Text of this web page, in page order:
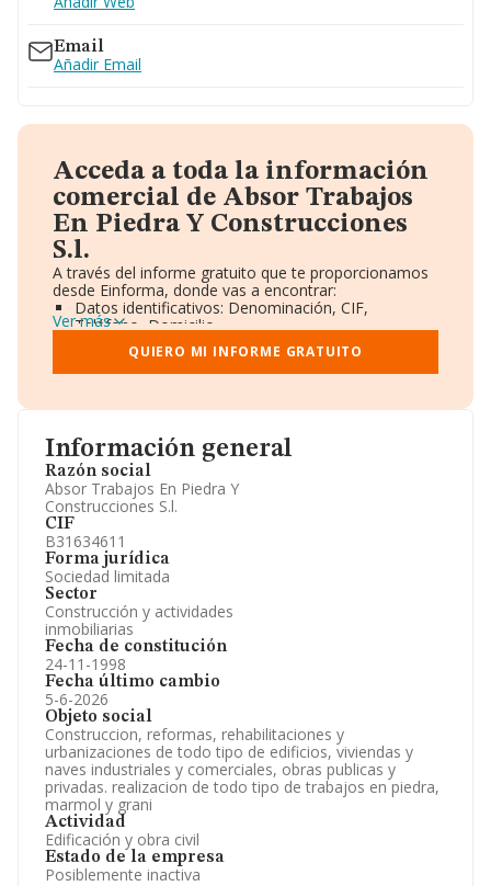
Información general
Razón social
Absor Trabajos En Piedra Y
Construcciones S.l.
CIF
B31634611
Forma jurídica
Sociedad limitada
Sector
Construcción y actividades
inmobiliarias
Fecha de constitución
24-11-1998
Fecha último cambio
5-6-2026
Objeto social
Construccion, reformas, rehabilitaciones y
urbanizaciones de todo tipo de edificios, viviendas y
naves industriales y comerciales, obras publicas y
privadas. realizacion de todo tipo de trabajos en piedra,
marmol y grani
Actividad
Edificación y obra civil
Estado de la empresa
Posiblemente inactiva
Email
Añadir Email
Acceda a toda la información
comercial de Absor Trabajos
En Piedra Y Construcciones
S.l.
A través del informe gratuito que te proporcionamos
desde Einforma, donde vas a encontrar:
Datos identificativos: Denominación, CIF,
Teléfono, Domicilio.
Informe Mercantil Completo (BORME).
Gráficos de Evolución Ventas y Empleados.
Consejo de Administración y Administradores.
Accionistas.
Artículos de prensa publicados sobre la empresa.
Información oficial y registral complementaria.
Ver más
QUIERO MI INFORME GRATUITO